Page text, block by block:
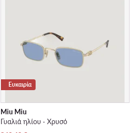
Ευκαιρία
Miu Miu
Γυαλιά ηλίου · Χρυσό